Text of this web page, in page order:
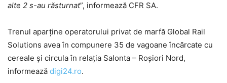
alte 2 s-au răsturnat”, informează CFR SA.
Trenul aparţine operatorului privat de marfă Global Rail
Solutions avea în compunere 35 de vagoane încărcate cu
cereale şi circula în relaţia Salonta – Roşiori Nord,
informează digi24.ro.